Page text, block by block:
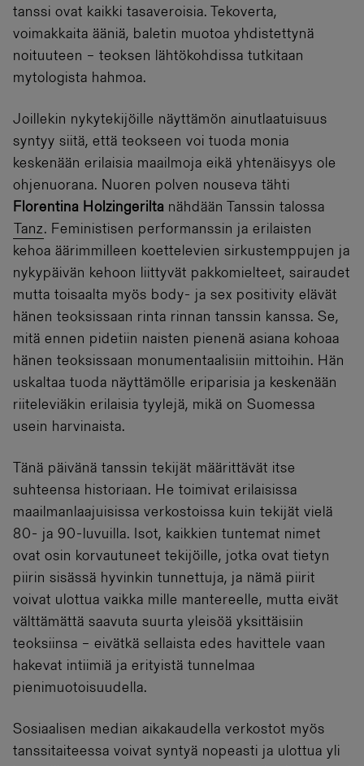
tanssi ovat kaikki tasaveroisia. Tekoverta,
voimakkaita ääniä, baletin muotoa yhdistettynä
noituuteen – teoksen lähtökohdissa tutkitaan
mytologista hahmoa.
Joillekin nykytekijöille näyttämön ainutlaatuisuus
syntyy siitä, että teokseen voi tuoda monia
keskenään erilaisia maailmoja eikä yhtenäisyys ole
ohjenuorana. Nuoren polven nouseva tähti
Florentina Holzingerilta nähdään Tanssin talossa
Tanz. Feministisen performanssin ja erilaisten
kehoa äärimmilleen koettelevien sirkustemppujen ja
nykypäivän kehoon liittyvät pakkomielteet, sairaudet
mutta toisaalta myös body- ja sex positivity elävät
hänen teoksissaan rinta rinnan tanssin kanssa. Se,
mitä ennen pidetiin naisten pienenä asiana kohoaa
hänen teoksissaan monumentaalisiin mittoihin. Hän
uskaltaa tuoda näyttämölle eriparisia ja keskenään
riiteleviäkin erilaisia tyylejä, mikä on Suomessa
usein harvinaista.
Tänä päivänä tanssin tekijät määrittävät itse
suhteensa historiaan. He toimivat erilaisissa
maailmanlaajuisissa verkostoissa kuin tekijät vielä
80- ja 90-luvuilla. Isot, kaikkien tuntemat nimet
ovat osin korvautuneet tekijöille, jotka ovat tietyn
piirin sisässä hyvinkin tunnettuja, ja nämä piirit
voivat ulottua vaikka mille mantereelle, mutta eivät
välttämättä saavuta suurta yleisöä yksittäisiin
teoksiinsa – eivätkä sellaista edes havittele vaan
hakevat intiimiä ja erityistä tunnelmaa
pienimuotoisuudella.
Sosiaalisen median aikakaudella verkostot myös
tanssitaiteessa voivat syntyä nopeasti ja ulottua yli